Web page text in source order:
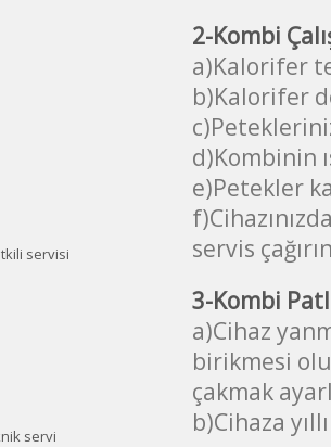
2-Kombi
a)Kalorifer
b)Kalorifer
d)Kombinin
e)Petekler
servis
3-Kombi
a)Cihaz
birikmesi
çakmak
b)Cihaza
servisi
servi